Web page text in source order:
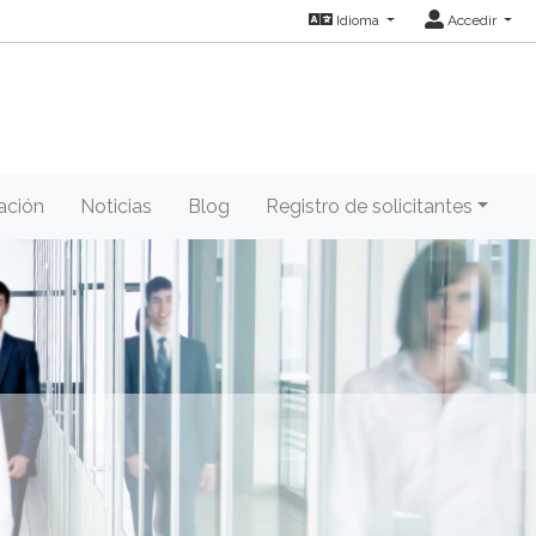
Idioma Accedir
Noticias Blog Registro de solicitantes